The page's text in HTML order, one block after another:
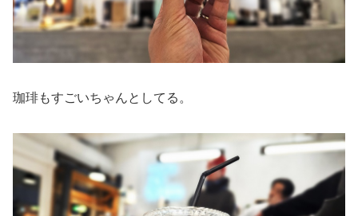
珈琲もすごいちゃんとしてる。